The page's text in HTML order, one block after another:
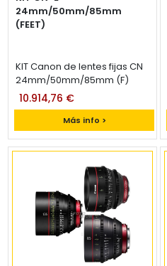
24mm/50mm/85mm
(FEET)
KIT Canon de lentes fijas CN
24mm/50mm/85mm (F)
Más info >
10.914,76 €